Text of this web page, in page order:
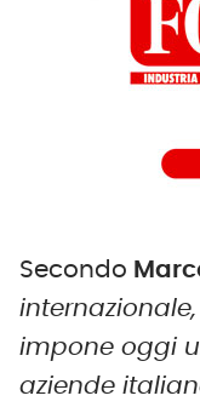
Secondo
impone oggi
aziende